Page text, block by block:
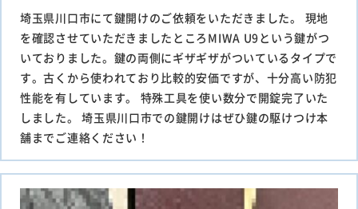
埼玉県川口市にて鍵開けのご依頼をいただきました。 現地
を確認させていただきましたところMIWA U9という鍵がつ
いておりました。鍵の両側にギザギザがついているタイプで
す。古くから使われており比較的安価ですが、十分高い防犯
性能を有しています。 特殊工具を使い数分で開錠完了いた
しました。 埼玉県川口市での鍵開けはぜひ鍵の駆けつけ本
舗までご連絡ください！